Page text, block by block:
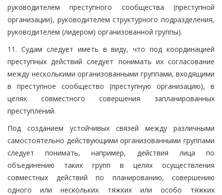
руководителем преступного сообщества (преступной
организации), руководителем структурного подразделения,
руководителем (лидером) организованной группы).
11. Судам следует иметь в виду, что под координацией
преступных действий следует понимать их согласование
между несколькими организованными группами, входящими
в преступное сообщество (преступную организацию), в
целях совместного совершения запланированных
преступлений.
Под созданием устойчивых связей между различными
самостоятельно действующими организованными группами
следует понимать, например, действия лица по
объединению таких групп в целях осуществления
совместных действий по планированию, совершению
одного или нескольких тяжких или особо тяжких